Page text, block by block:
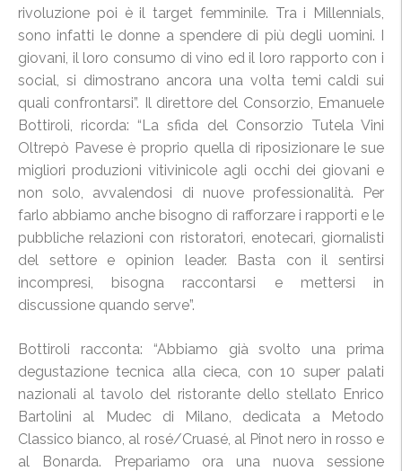
rivoluzione poi è il target femminile. Tra i Millennials,
sono infatti le donne a spendere di più degli uomini. I
giovani, il loro consumo di vino ed il loro rapporto con i
social, si dimostrano ancora una volta temi caldi sui
quali confrontarsi”. Il direttore del Consorzio, Emanuele
Bottiroli, ricorda: “La sfida del Consorzio Tutela Vini
Oltrepò Pavese è proprio quella di riposizionare le sue
migliori produzioni vitivinicole agli occhi dei giovani e
non solo, avvalendosi di nuove professionalità. Per
farlo abbiamo anche bisogno di rafforzare i rapporti e le
pubbliche relazioni con ristoratori, enotecari, giornalisti
del settore e opinion leader. Basta con il sentirsi
incompresi, bisogna raccontarsi e mettersi in
discussione quando serve”.
Bottiroli racconta: “Abbiamo già svolto una prima
degustazione tecnica alla cieca, con 10 super palati
nazionali al tavolo del ristorante dello stellato Enrico
Bartolini al Mudec di Milano, dedicata a Metodo
Classico bianco, al rosé/Cruasé, al Pinot nero in rosso e
al Bonarda. Prepariamo ora una nuova sessione